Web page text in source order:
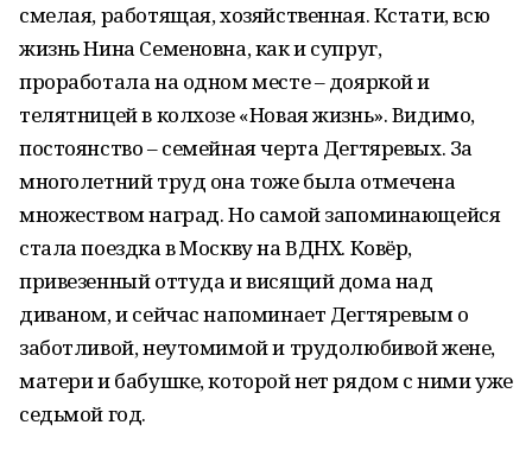
смелая, работящая, хозяйственная. Кстати, всю
жизнь Нина Семеновна, как и супруг,
проработала на одном месте – дояркой и
телятницей в колхозе «Новая жизнь». Видимо,
постоянство – семейная черта Дегтяревых. За
многолетний труд она тоже была отмечена
множеством наград. Но самой запоминающейся
стала поездка в Москву на ВДНХ. Ковёр,
привезенный оттуда и висящий дома над
диваном, и сейчас напоминает Дегтяревым о
заботливой, неутомимой и трудолюбивой жене,
матери и бабушке, которой нет рядом с ними уже
седьмой год.